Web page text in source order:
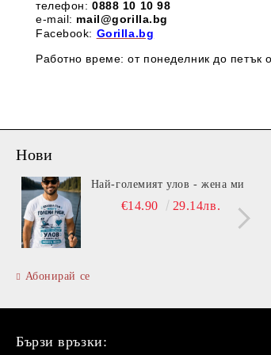
телефон:0888 10 10 98
e-mail: mail@gorilla.bg
Facebook: Gorilla.bg
Работно време: от понеделник до петък
Нови
Най-големият улов - жена ми
€14.90 29.14лв.
Абонирай се
Бързи връзки: